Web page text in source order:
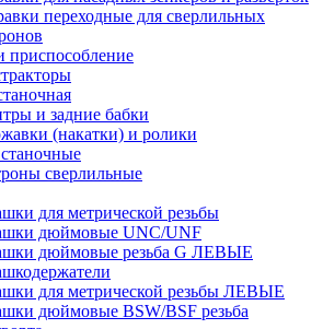
переходные для сверлильных
приспособление
и задние бабки
(накатки) и ролики
сверлильные
для метрической резьбы
дюймовые UNC/UNF
дюймовые резьба G ЛЕВЫЕ
для метрической резьбы ЛЕВЫЕ
дюймовые BSW/BSF резьба